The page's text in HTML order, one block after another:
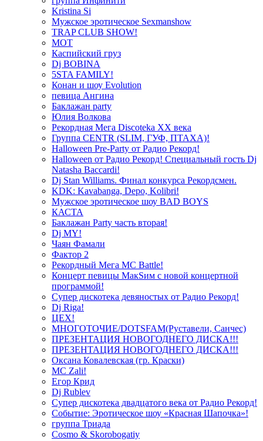
Kristina Si
Мужское эротическое Sexmanshow
TRAP CLUB SHOW!
МОТ
Каспийский груз
Dj BOBINA
5STA FAMILY!
Конан и шоу Evolution
певица Ангина
Баклажан party
Юлия Волкова
Рекордная Мега Discoteka XX века
Группа CENTR (SLIM, ГУФ, ПТАХА)!
Halloween Pre-Party от Радио Рекорд!
Halloween от Радио Рекорд! Специальный гость Dj
Natasha Baccardi!
Dj Stan Williams. Финал конкурса Рекордсмен.
KDK: Kavabanga, Depo, Kolibri!
Мужское эротическое шоу BAD BOYS
КАСТА
Баклажан Party часть вторая!
Dj MY!
Чаян Фамали
Фактор 2
Рекордный Мега МС Battle!
Концерт певицы МакSим с новой концертной
программой!
Супер дискотека девяностых от Радио Рекорд!
Dj Riga!
ЦЕХ!
МНОГОТОЧИЕ/DOTSFAM(Руставели, Санчес)
ПРЕЗЕНТАЦИЯ НОВОГОДНЕГО ДИСКА!!!
ПРЕЗЕНТАЦИЯ НОВОГОДНЕГО ДИСКА!!!
Оксана Ковалевская (гр. Краски)
MC Zali!
Егор Крид
Dj Rublev
Супер дискотека двадцатого века от Радио Рекорд!
Событие: Эротическое шоу «Красная Шапочка»!
группа Триада
Cosmo & Skorobogatiy